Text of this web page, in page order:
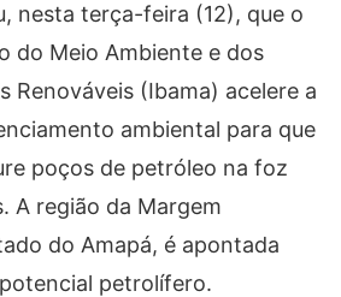
nesta terça-feira (12), que o
do Meio Ambiente e dos
Renováveis (Ibama) acelere a
ambiental para que
poços de petróleo na foz
A região da Margem
do Amapá, é apontada
petrolífero.